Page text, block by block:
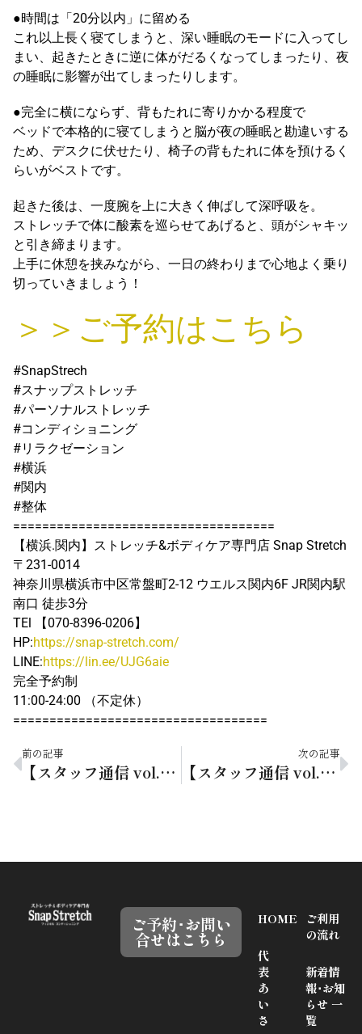
●時間は「20分以内」に留める
これ以上長く寝てしまうと、深い睡眠のモードに入ってし
まい、起きたときに逆に体がだるくなってしまったり、夜
の睡眠に影響が出てしまったりします。
●完全に横にならず、背もたれに寄りかかる程度で
ベッドで本格的に寝てしまうと脳が夜の睡眠と勘違いする
ため、デスクに伏せたり、椅子の背もたれに体を預けるく
らいがベストです。
起きた後は、一度腕を上に大きく伸ばして深呼吸を。
ストレッチで体に酸素を巡らせてあげると、頭がシャキッ
と引き締まります。
上手に休憩を挟みながら、一日の終わりまで心地よく乗り
切っていきましょう！
＞＞ご予約はこちら
#SnapStrech
#スナップストレッチ
#パーソナルストレッチ
#コンディショニング
#リラクゼーション
#横浜
#関内
#整体
====================================
【横浜.関内】ストレッチ&ボディケア専門店 Snap Stretch
〒231-0014
神奈川県横浜市中区常盤町2-12 ウエルス関内6F JR関内駅
南口 徒歩3分
TEl 【070-8396-0206】
HP:https://snap-stretch.com/
LINE:https://lin.ee/UJG6aie
完全予約制
11:00-24:00 （不定休）
===================================
前の記事
【スタッフ通信 vol.226】夏はすぐそこ！「二の腕すっきり」の鍵
次の記事
【スタッフ通信 vol.228】健やかでいるために「早く動く」
HOME
代
表
あ
い
さ
ご利用
の流れ
新着情
報･お知
らせ 一
覧
ご予約･お問い
合せはこちら